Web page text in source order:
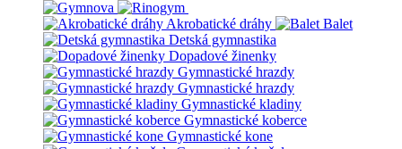
Akrobatické dráhy
Balet
Detská gymnastika
Dopadové žinenky
Gymnastické hrazdy
Gymnastické hrazdy
Gymnastické kladiny
Gymnastické koberce
Gymnastické kone